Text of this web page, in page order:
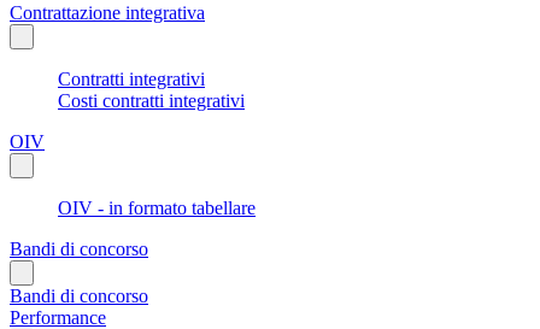
Contrattazione integrativa
Contratti integrativi
Costi contratti integrativi
OIV
OIV - in formato tabellare
Bandi di concorso
Bandi di concorso
Performance